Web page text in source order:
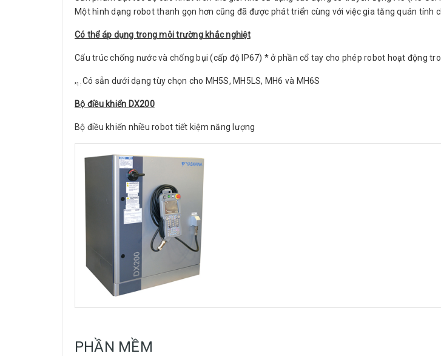
Một hình dạng robot thanh gọn hơn cũng đã được phát triển cùng với việc gia tăng quán tính
Có thể áp dụng trong môi trường khắc nghiệt
Cấu trúc chống nước và chống bụi (cấp độ IP67) * ở phần cổ tay cho phép robot hoạt động
*1: Có sẵn dưới dạng tùy chọn cho MH5S, MH5LS, MH6 và MH6S
Bộ điều khiển DX200
Bộ điều khiển nhiều robot tiết kiệm năng lượng
PHẦN MỀM